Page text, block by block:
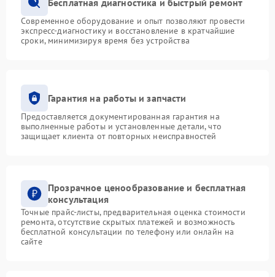
Современное оборудование и опыт позволяют провести
экспресс-диагностику и восстановление в кратчайшие
сроки, минимизируя время без устройства
Гарантия на работы и запчасти
Предоставляется документированная гарантия на
выполненные работы и установленные детали, что
защищает клиента от повторных неисправностей
Прозрачное ценообразование и бесплатная
консультация
Точные прайс-листы, предварительная оценка стоимости
ремонта, отсутствие скрытых платежей и возможность
бесплатной консультации по телефону или онлайн на
сайте